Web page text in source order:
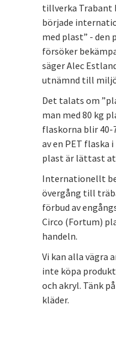
tillverka Trabant
började
med plast” - den
försöker
säger Alec
utnämnd till
Det talats om
man med 80 kg
flaskorna blir 40-
av en PET flaska
plast är lättast
Internationellt
övergång till
förbud av
Circo (Fortum)
handeln.
Vi kan alla vägra
inte köpa
och akryl. Tänk
kläder.